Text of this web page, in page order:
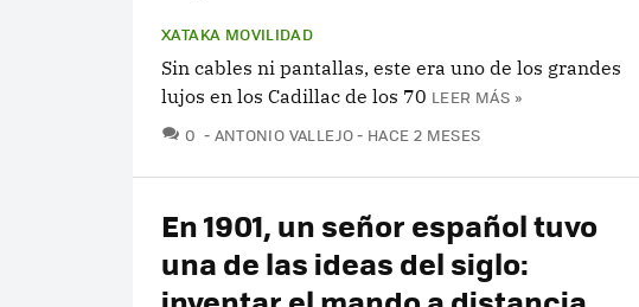
XATAKA MOVILIDAD
Sin cables ni pantallas, este era uno de los grandes
lujos en los Cadillac de los 70 LEER MÁS »
0 COMENTARIOS
ANTONIO VALLEJO HACE 2 MESES
En 1901, un señor español tuvo
una de las ideas del siglo: